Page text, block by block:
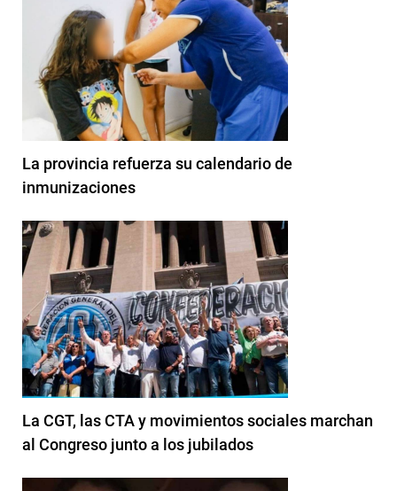
La provincia refuerza su calendario de
inmunizaciones
La CGT, las CTA y movimientos sociales marchan
al Congreso junto a los jubilados